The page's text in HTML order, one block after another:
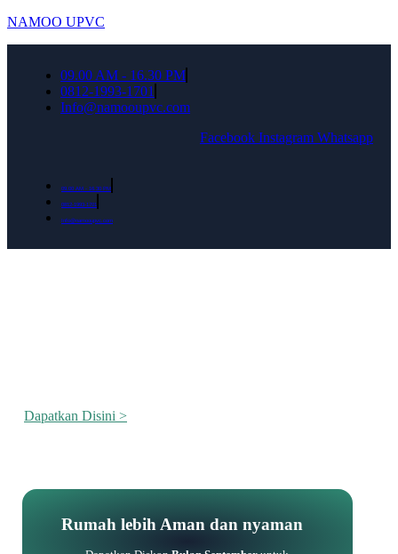
NAMOO UPVC
09.00 AM - 16.30 PM
0812-1993-1701
Info@namooupvc.com
Facebook Instagram Whatsapp
09.00 AM - 16.30 PM
0812-1993-1701
Info@namooupvc.com
Dapatkan Disini >
Rumah lebih Aman dan nyaman